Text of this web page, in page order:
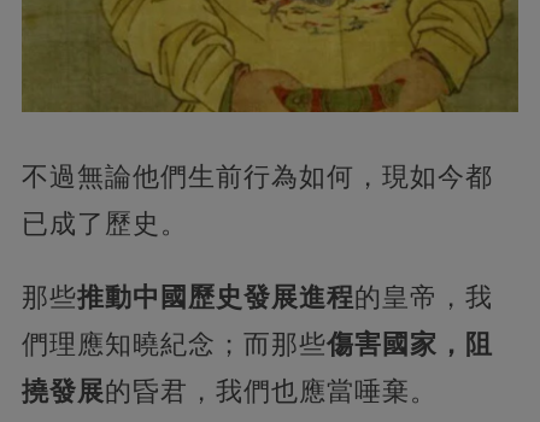
不過無論他們生前行為如何，現如今都
已成了歷史。
那些推動中國歷史發展進程的皇帝，我
們理應知曉紀念；而那些傷害國家，阻
撓發展的昏君，我們也應當唾棄。